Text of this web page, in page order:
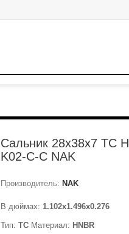
Сальник 28x38x7 TC
K02-C-C NAK
Производитель: NAK
В дюймах: 1.102x1.496x0.276
Тип: TC Материал: HNBR